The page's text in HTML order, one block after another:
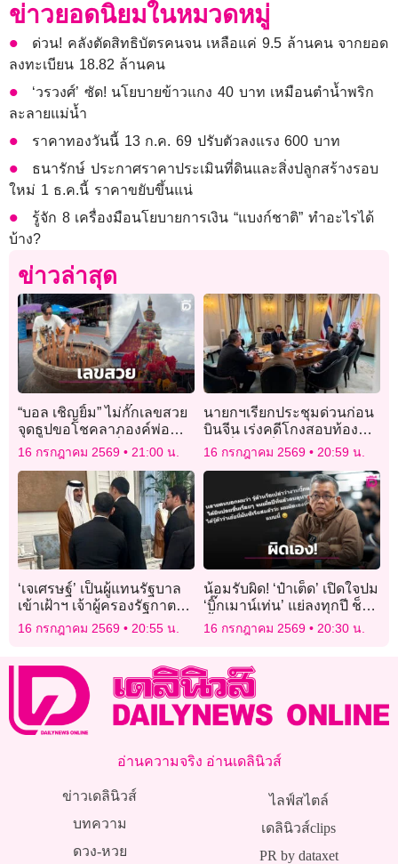
ข่าวยอดนิยมในหมวดหมู่
ด่วน! คลังตัดสิทธิบัตรคนจน เหลือแค่ 9.5 ล้านคน จากยอด
ลงทะเบียน 18.82 ล้านคน
‘วรวงศ์’ ซัด! นโยบายข้าวแกง 40 บาท เหมือนตำน้ำพริก
ละลายแม่น้ำ
ราคาทองวันนี้ 13 ก.ค. 69 ปรับตัวลงแรง 600 บาท
ธนารักษ์ ประกาศราคาประเมินที่ดินและสิ่งปลูกสร้างรอบ
ใหม่ 1 ธ.ค.นี้ ราคาขยับขึ้นแน่
รู้จัก 8 เครื่องมือนโยบายการเงิน “แบงก์ชาติ” ทำอะไรได้
บ้าง?
ข่าวล่าสุด
“บอล เชิญยิ้ม” ไม่กั๊กเลขสวย
จุดธูปขอโชคลาภองค์พ่อ
ท้าวเวสสุวรรณที่วัดบางชัน
16 กรกฎาคม 2569 21:00 น.
นายกฯเรียกประชุมด่วนก่อน
บินจีน เร่งคดีโกงสอบท้องถิ่น
-รุกที่ดินภูเก็ต
16 กรกฎาคม 2569 20:59 น.
‘เจเศรษฐ์’ เป็นผู้แทนรัฐบาล
เข้าเฝ้าฯ เจ้าผู้ครองรัฐกาตาร์
ร่วมถวายอาลัยอดีตเจ้าผู้
ครองรัฐกาตาร์
16 กรกฎาคม 2569 20:55 น.
น้อมรับผิด! ‘ป๋าเต็ด’ เปิดใจปม
‘บิ๊กเมาน์เท่น’ แย่ลงทุกปี ช็อก
ซ้ำปีล่าสุดคนดูวูบหายไปกว่า
16 กรกฎาคม 2569 20:30 น.
อ่านความจริง อ่านเดลินิวส์
ข่าวเดลินิวส์
บทความ
ดวง-หวย
ไลฟ์สไตล์
เดลินิวส์clips
PR by dataxet